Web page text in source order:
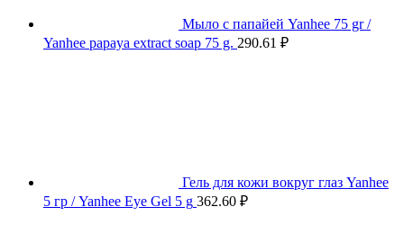
Мыло с папайей Yanhee 75 gr /
Yanhee papaya extract soap 75 g. 290.61 ₽
Гель для кожи вокруг глаз Yanhee
5 гр / Yanhee Eye Gel 5 g 362.60 ₽